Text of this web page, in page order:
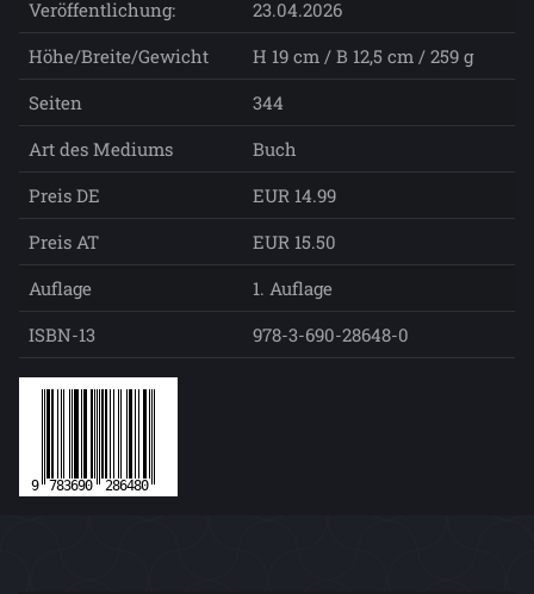
Veröffentlichung:
23.04.2026
Höhe/Breite/Gewicht
H 19 cm / B 12,5 cm / 259 g
Seiten
344
Art des Mediums
Buch
Preis DE
EUR 14.99
Preis AT
EUR 15.50
Auflage
1. Auflage
ISBN-13
978-3-690-28648-0